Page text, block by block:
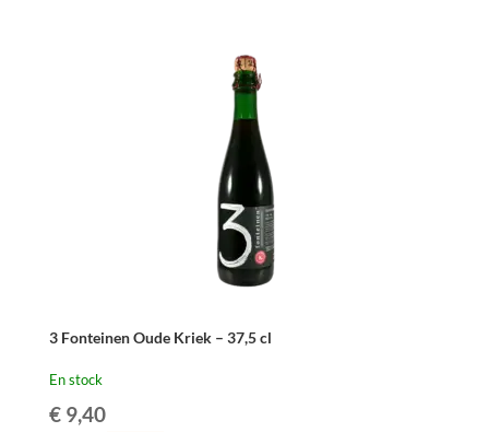
3 Fonteinen Oude Kriek – 37,5 cl
En stock
€9,40